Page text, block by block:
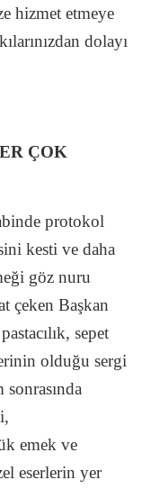
hizmet etmeye
dolayı
ÇOK
protokol
kesti ve daha
göz nuru
çeken Başkan
sepet
olduğu sergi
emek ve
eserlerin yer